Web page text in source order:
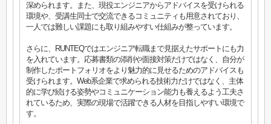
深められます。また、現役エンジニアからアドバイスを受けられる
環境や、受講生同士で交流できるコミュニティも用意されており、
一人では難しい課題にも取り組みやすい仕組みが整っています。
さらに、RUNTEQではエンジニア転職まで見据えたサポートにも力
を入れています。応募書類の添削や面接対策だけではなく、自分が
制作したポートフォリオをより魅力的に見せるためのアドバイスも
受けられます。Web系企業で求められる技術力だけではなく、主体
的に学び続ける姿勢やコミュニケーション能力も養えるよう工夫さ
れているため、実際の現場で活躍できる人材を目指しやすい環境で
す。